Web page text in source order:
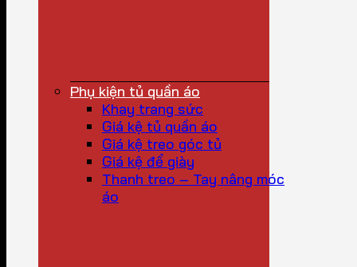
Phụ kiện tủ quần áo
Khay trang sức
Giá kệ tủ quần áo
Giá kệ treo góc tủ
Giá kệ để giày
Thanh treo – Tay nâng móc
áo